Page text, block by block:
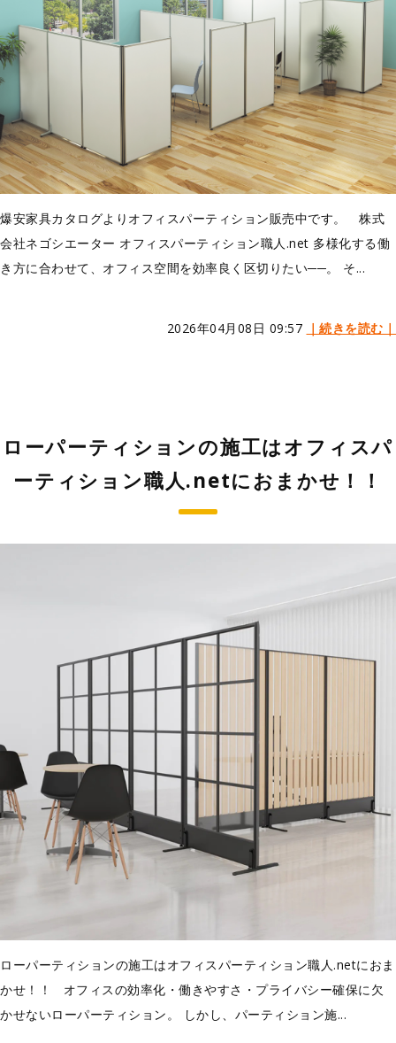
爆安家具カタログよりオフィスパーティション販売中です。 株式
会社ネゴシエーター オフィスパーティション職人.net 多様化する働
き方に合わせて、オフィス空間を効率良く区切りたい──。 そ...
2026年04月08日 09:57 ｜続きを読む｜
ローパーティションの施工はオフィスパ
ーティション職人.netにおまかせ！！
ローパーティションの施工はオフィスパーティション職人.netにおま
かせ！！ オフィスの効率化・働きやすさ・プライバシー確保に欠
かせないローパーティション。 しかし、パーティション施...